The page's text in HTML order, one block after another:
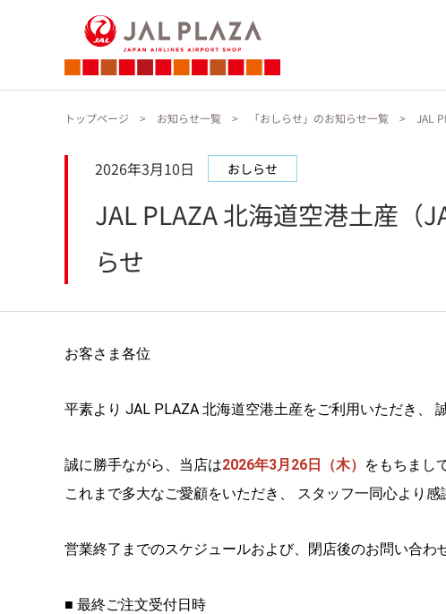
トップページ お知らせ一覧 「おしらせ」のお知らせ一覧 JAL
2026年3月10日 おしらせ
JAL PLAZA 北海道空港土産（
らせ
お客さま各位
平素より JAL PLAZA 北海道空港土産をご利用いただき、
誠に勝手ながら、当店は2026年3月26日（木） をもちまし
これまで多大なご愛顧をいただき、 スタッフ一同心より感
営業終了までのスケジュールおよび、 閉店後のお問い合わ
■ 最終ご注文受付日時